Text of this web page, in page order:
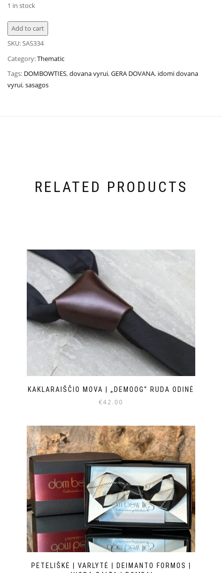
1 in stock
Add to cart
SKU:SAS334
Category:Thematic
Tags: DOMBOWTIES,dovana vyrui,GERA DOVANA, idomi dovana
vyrui,sasagos
RELATED PRODUCTS
KAKLARAIŠČIO MOVA | „DEMOOG” RUDA ODINĖ
€42.00
PETELIŠKĖ | VARLYTĖ | DEIMANTO FORMOS |